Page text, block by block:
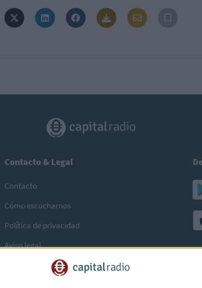
Contacto & Legal
Contacto
Cómo escucharnos
Política de privacidad
Aviso legal